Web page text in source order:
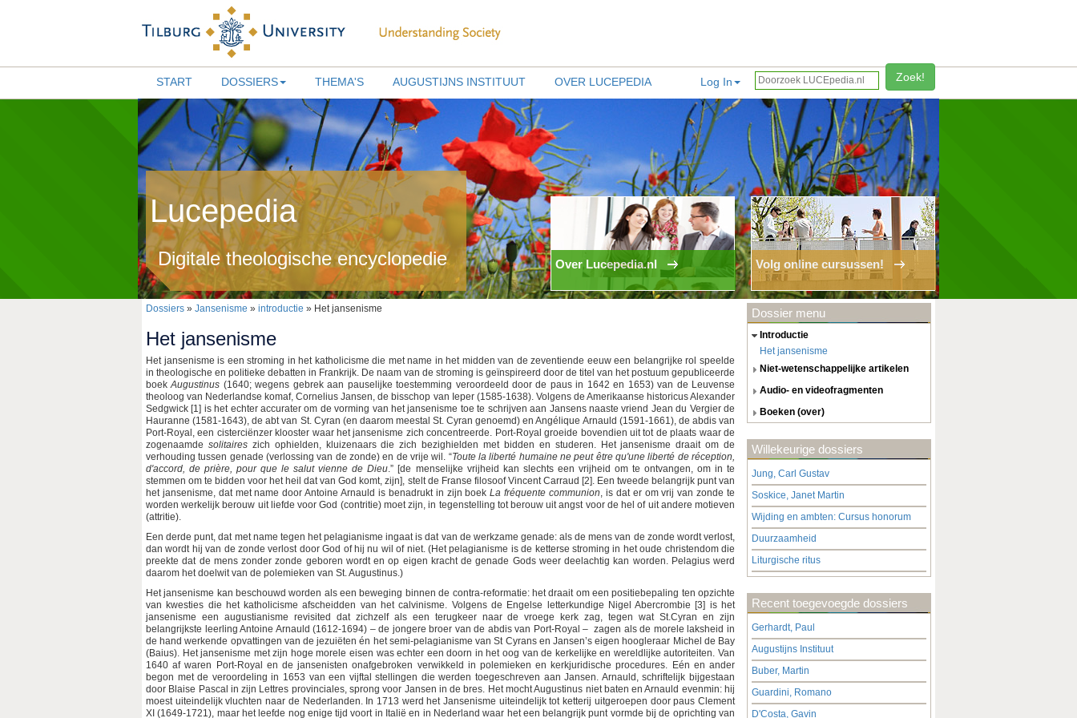
Zoek!
Log In
START DOSSIERS THEMA'S AUGUSTIJNS INSTITUUT OVER LUCEPEDIA
Lucepedia
Digitale theologische encyclopedie Volg online cursussen!
Over Lucepedia.nl
Dossiers » Jansenisme » introductie » Het jansenisme
Het jansenisme
Het jansenisme is een stroming in het katholicisme die met name in het midden van de zeventiende eeuw een belangrijke rol speelde
in theologische en politieke debatten in Frankrijk. De naam van de stroming is geïnspireerd door de titel van het postuum gepubliceerde
boekAugustinus (1640; wegens gebrek aan pauselijke toestemming veroordeeld door de paus in 1642 en 1653) van de Leuvense
theoloog van Nederlandse komaf, Cornelius Jansen, de bisschop van Ieper (1585-1638). Volgens de Amerikaanse historicus Alexander
Sedgwick [1] is het echter accurater om de vorming van het jansenisme toe te schrijven aan Jansens naaste vriend Jean du Vergier de
Hauranne (1581-1643), de abt van St. Cyran (en daarom meestal St. Cyran genoemd) en Angélique Arnauld (1591-1661), de abdis van
Port-Royal, een cisterciënzer klooster waar het jansenisme zich concentreerde. Port-Royal groeide bovendien uit tot de plaats waar de
zogenaamde solitaireszich ophielden, kluizenaars die zich bezighielden met bidden en studeren. Het jansenisme draait om de
verhouding tussen genade (verlossing van de zonde) en de vrije wil. “Toutela liberté humaine ne peut être qu'une liberté de réception,
d'accord, de prière, pour que le salut vienne de Dieu.” [de menselijke vrijheid kan slechts een vrijheid om te ontvangen, om in te
stemmen om te bidden voor het heil dat van God komt, zijn], stelt de Franse filosoof Vincent Carraud [2]. Een tweede belangrijk punt van
het jansenisme, dat met name door Antoine Arnauld is benadrukt in zijn boekLa fréquente communion, is dat er om vrijvan zonde te
worden werkelijk berouw uit liefde voor God (contritie) moet zijn, in tegenstelling tot berouw uit angst voor de hel of uit andere motieven
(attritie).
Een derde punt, dat met name tegen het pelagianisme ingaat is dat van de werkzame genade: als de mens van de zonde wordt verlost,
dan wordt hij van de zonde verlost door God of hij nu wil of niet. (Het pelagianisme is de ketterse stroming in het oude christendom die
preekte dat de mens zonder zonde geboren wordt en op eigen kracht de genade Gods weer deelachtig kan worden. Pelagius werd
daarom het doelwit van de polemieken van St. Augustinus.)
Het jansenisme kan beschouwd worden als een beweging binnen de contra-reformatie: het draait om een positiebepaling ten opzichte
van kwesties die het katholicisme afscheidden van het calvinisme. Volgens de Engelse letterkundige Nigel Abercrombie [3] is het
jansenisme een augustianisme revisited dat zichzelf als een terugkeer naar de vroege kerk zag, tegen wat St.Cyran en zijn
belangrijkste leerling Antoine Arnauld (1612-1694) – de jongere broer van de abdis van Port-Royal – zagen als de morele laksheid in
de hand werkende opvattingen van de jezuiëten én het semi-pelagianisme van St Cyrans en Jansen’s eigen hoogleraar Michel de Bay
(Baius). Het jansenisme met zijn hoge morele eisen was echter een doorn in het oog van de kerkelijke en wereldlijke autoriteiten. Van
1640 af waren Port-Royal en de jansenisten onafgebroken verwikkeld in polemieken en kerkjuridische procedures. Eén en ander
begon met de veroordeling in 1653 van een vijftal stellingen die werden toegeschreven aan Jansen. Arnauld, schriftelijk bijgestaan
door Blaise Pascal in zijn Lettres provinciales, sprong voor Jansen in de bres. Het mocht Augustinus niet baten en Arnauld evenmin: hij
moest uiteindelijk vluchten naar de Nederlanden. In 1713 werd het Jansenisme uiteindelijk tot ketterij uitgeroepen door paus Clement
XI (1649-1721), maar het leefde nog enige tijd voort in Italië en in Nederland waar het een belangrijk punt vormde bij de oprichting van
Dossier menu
introductie
Het jansenisme
niet-wetenschappelijke artikelen
audio- en videofragmenten
boeken (over)
Willekeurige dossiers
Jung, Carl Gustav
Soskice, Janet Martin
Wijding en ambten: Cursus honorum
Duurzaamheid
Liturgische ritus
Recent toegevoegde dossiers
Gerhardt, Paul
Augustijns Instituut
Buber, Martin
Guardini, Romano
D'Costa, Gavin